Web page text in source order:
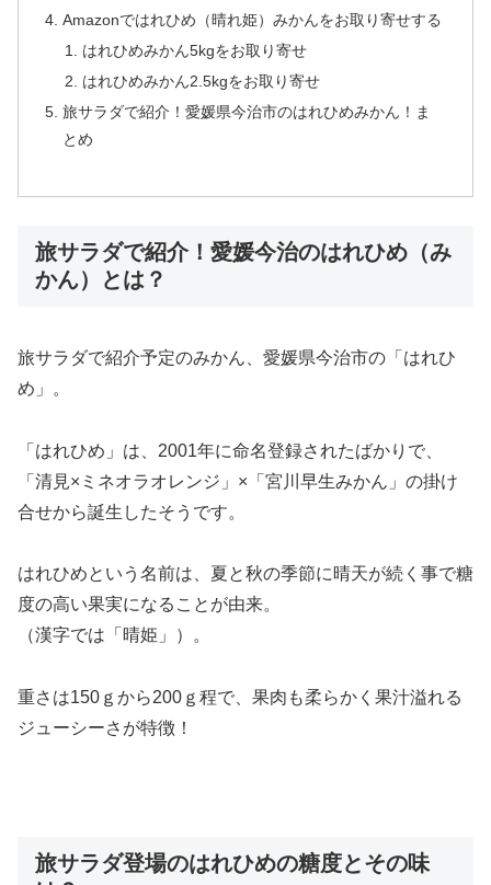
Amazonではれひめ（晴れ姫）みかんをお取り寄せする
はれひめみかん5kgをお取り寄せ
はれひめみかん2.5kgをお取り寄せ
旅サラダで紹介！愛媛県今治市のはれひめみかん！ま
とめ
旅サラダで紹介！愛媛今治のはれひめ（み
かん）とは？
旅サラダで紹介予定のみかん、愛媛県今治市の「はれひ
め」。
「はれひめ」は、2001年に命名登録されたばかりで、
「清見×ミネオラオレンジ」×「宮川早生みかん」の掛け
合せから誕生したそうです。
はれひめという名前は、夏と秋の季節に晴天が続く事で糖
度の高い果実になることが由来。
（漢字では「晴姫」）。
重さは150ｇから200ｇ程で、果肉も柔らかく果汁溢れる
ジューシーさが特徴！
旅サラダ登場のはれひめの糖度とその味